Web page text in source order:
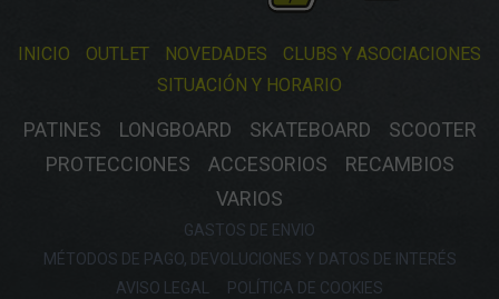
INICIO OUTLET NOVEDADES
CLUBS Y ASOCIACIONES
SITUACIÓN Y HORARIO
PATINES LONGBOARD SKATEBOARD
SCOOTER
PROTECCIONES
ACCESORIOS
RECAMBIOS
VARIOS
GASTOS DE ENVIO
MÉTODOS DE PAGO, DEVOLUCIONES Y DATOS DE INTERÉS
AVISO LEGAL
POLÍTICA DE COOKIES